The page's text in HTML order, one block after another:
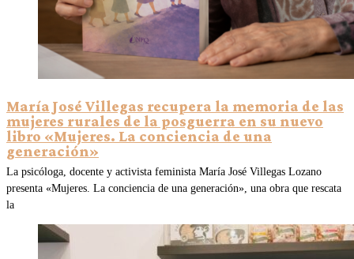
María José Villegas recupera la memoria de las
mujeres rurales de la posguerra en su nuevo
libro «Mujeres. La conciencia de una
generación»
La psicóloga, docente y activista feminista María José Villegas Lozano
presenta «Mujeres. La conciencia de una generación», una obra que rescata
la